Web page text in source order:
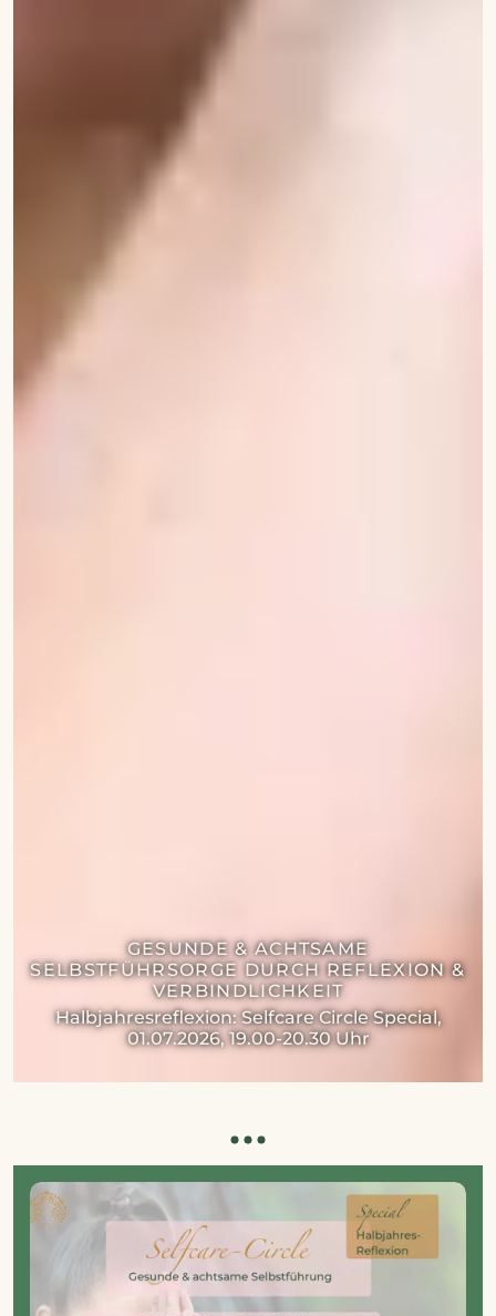
GESUNDE & ACHTSAME
SELBSTFÜHRSORGE DURCH REFLEXION &
VERBINDLICHKEIT
Halbjahresreflexion: Selfcare Circle Special,
01.07.2026, 19.00-20.30 Uhr